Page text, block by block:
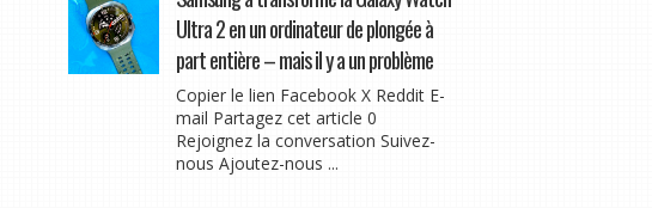
Ultra 2 en un ordinateur de plongée à
part entière – mais il y a un problème
Copier le lien Facebook X Reddit E-
mail Partagez cet article 0
Rejoignez la conversation Suivez-
nous Ajoutez-nous ...